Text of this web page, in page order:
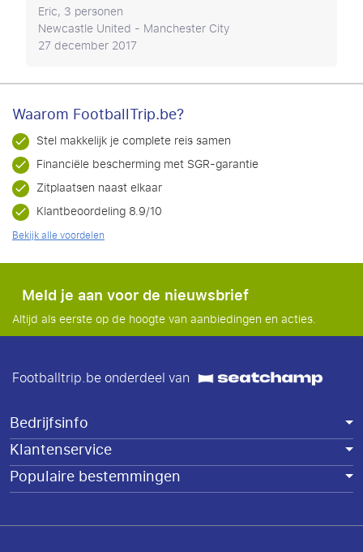
Eric, 3 personen
Newcastle United - Manchester City
27 december 2017
Waarom FootballTrip.be?
Stel makkelijk je complete reis samen
Financiële bescherming met SGR-garantie
Zitplaatsen naast elkaar
Klantbeoordeling 8.9/10
Bekijk alle voordelen
Meld je aan voor de nieuwsbrief
Altijd als eerste op de hoogte van aanbiedingen en acties.
Footballtrip.be onderdeel van
Bedrijfsinfo
Klantenservice
Populaire bestemmingen